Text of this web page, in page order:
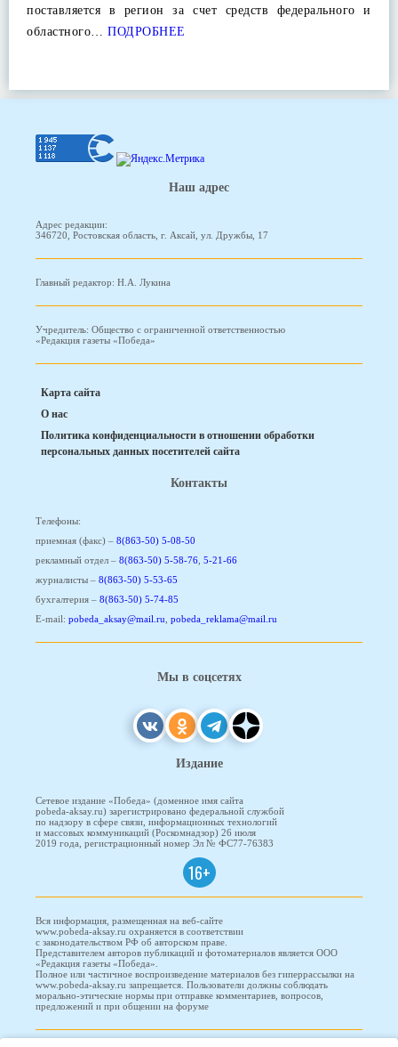
поставляется в регион за счет средств федерального и
областного… ПОДРОБНЕЕ
Наш адрес
Адрес редакции:
346720, Ростовская область, г. Аксай, ул. Дружбы, 17
Главный редактор: Н.А. Лукина
Учредитель: Общество с ограниченной ответственностью
«Редакция газеты «Победа»
Карта сайта
О нас
Политика конфиденциальности в отношении обработки
персональных данных посетителей сайта
Контакты
Телефоны:
приемная (факс) – 8(863-50) 5-08-50
рекламный отдел – 8(863-50) 5-58-76 5-21-66
журналисты – 8(863-50) 5-53-65
бухгалтерия – 8(863-50) 5-74-85
E-mail: pobeda_aksay@mail.ru pobeda_reklama@mail.ru
Мы в соцсетях
Издание
Сетевое издание «Победа» (доменное имя сайта
pobeda-aksay.ru) зарегистрировано федеральной службой
по надзору в сфере связи, информационных технологий
и массовых коммуникаций (Роскомнадзор) 26 июля
2019 года, регистрационный номер Эл № ФС77-76383
16+
Вся информация, размещенная на веб-сайте
www.pobeda-aksay.ru охраняется в соответствии
с законодательством РФ об авторском праве.
Представителем авторов публикаций и фотоматериалов является ООО
«Редакция газеты «Победа».
Полное или частичное воспроизведение материалов без гиперрассылки на
www.pobeda-aksay.ru запрещается. Пользователи должны соблюдать
морально-этические нормы при отправке комментариев, вопросов,
предложений и при общении на форуме